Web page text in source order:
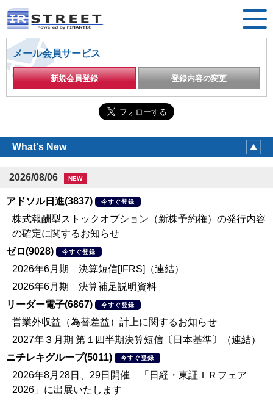
メール会員サービス
新規会員登録 登録内容の変更
What's New
2026/08/06 NEW
アドソル日進(3837) 今すぐ登録
株式報酬型ストックオプション（新株予約権）の発行内容
の確定に関するお知らせ
ゼロ(9028)
今すぐ登録
2026年6月期 決算短信[IFRS]（連結）
2026年6月期 決算補足説明資料
リーダー電子(6867)
今すぐ登録
営業外収益（為替差益）計上に関するお知らせ
2027年３月期 第１四半期決算短信〔日本基準〕（連結）
ニチレキグループ(5011)
今すぐ登録
2026年8月28日、29日開催 「日経・東証ＩＲフェア
2026」に出展いたします